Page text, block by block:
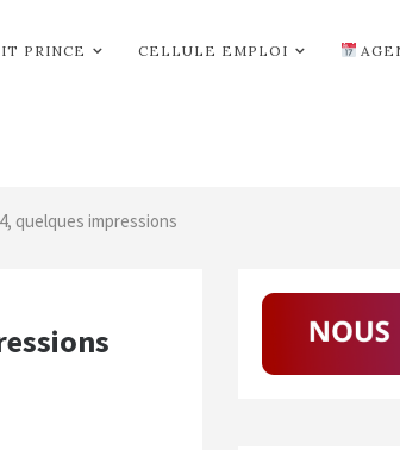
PRINCE CELLULE EMPLOI
quelques impressions